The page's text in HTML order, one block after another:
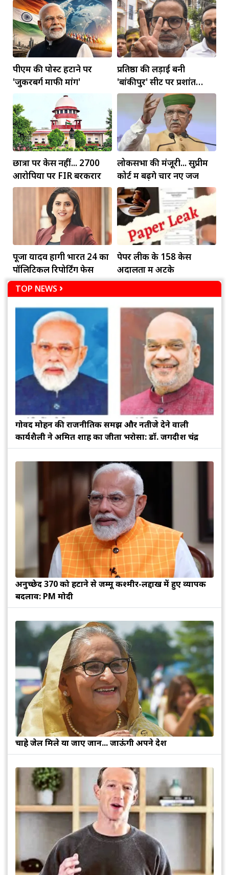
पीएम की पोस्ट हटाने पर
'जुकरबर्ग माफी मांगें'
प्रतिष्ठा की लड़ाई बनी
'बांकीपुर' सीट पर प्रशांत
किशोर की जीत
छात्रों पर केस नहीं... 2700
आरोपियों पर FIR बरकरार
लोकसभा की मंजूरी... सुप्रीम
कोर्ट में बढ़ेंगे चार नए जज
पूजा यादव होंगी भारत 24 का
पॉलिटिकल रिपोर्टिंग फेस
पेपर लीक के 158 केस
अदालतों में अटके
TOP NEWS
गोविंद मोहन की राजनीतिक समझ और नतीजे देने वाली
कार्यशैली ने अमित शाह का जीता भरोसा: डॉ. जगदीश चंद्र
अनुच्छेद 370 को हटाने से जम्मू कश्मीर-लद्दाख में हुए व्यापक
बदलाव: PM मोदी
चाहे जेल मिले या जाए जान... जाऊंगी अपने देश